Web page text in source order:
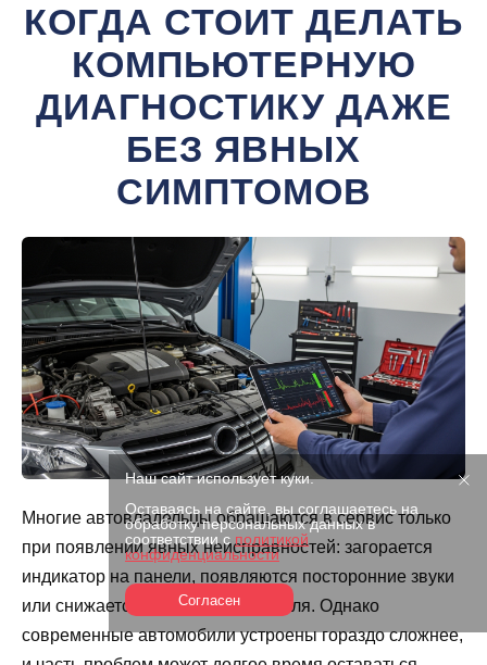
КОГДА СТОИТ ДЕЛАТЬ
КОМПЬЮТЕРНУЮ
ДИАГНОСТИКУ ДАЖЕ
БЕЗ ЯВНЫХ
СИМПТОМОВ
Многие автовладельцы обращаются в сервис только
при появлении явных неисправностей: загорается
индикатор на панели, появляются посторонние звуки
или снижается мощность двигателя. Однако
современные автомобили устроены гораздо сложнее,
Наш сайт использует куки.
Оставаясь на сайте, вы соглашаетесь на
обработку персональных данных в
соответствии с политикой
конфиденциальности
Согласен